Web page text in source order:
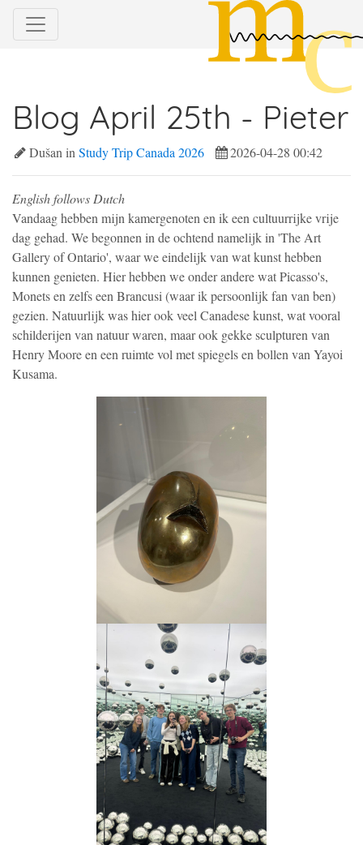
Blog April 25th - Pieter
Dušan in Study Trip Canada 2026 2026-04-28 00:42
English follows Dutch
Vandaag hebben mijn kamergenoten en ik een cultuurrijke vrije
dag gehad. We begonnen in de ochtend namelijk in 'The Art
Gallery of Ontario', waar we eindelijk van wat kunst hebben
kunnen genieten. Hier hebben we onder andere wat Picasso's,
Monets en zelfs een Brancusi (waar ik persoonlijk fan van ben)
gezien. Natuurlijk was hier ook veel Canadese kunst, wat vooral
schilderijen van natuur waren, maar ook gekke sculpturen van
Henry Moore en een ruimte vol met spiegels en bollen van Yayoi
Kusama.